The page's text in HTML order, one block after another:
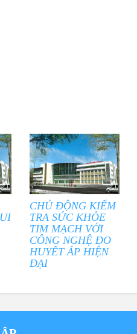
CHỦ ĐỘNG KIỂM
TRA SỨC KHỎE
TIM MẠCH VỚI
CÔNG NGHỆ ĐO
HUYẾT ÁP HIỆN
ĐẠI